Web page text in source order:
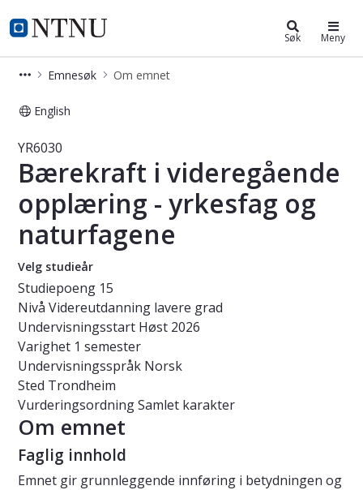
NTNU Hjemmeside
Studier Søk Meny
Emnesøk Om emnet
English
Emne - Bærekraft i videregående
YR6030
Bærekraft i videregående
opplæring - yrkesfag og
naturfagene
Velg studieår
Studiepoeng 15
Nivå Videreutdanning lavere grad
Undervisningsstart Høst 2026
Varighet 1 semester
Undervisningsspråk Norsk
Sted Trondheim
VurderingsordningSamlet karakter
Om emnet
Faglig innhold
Emnet gir grunnleggende innføring i betydningen og